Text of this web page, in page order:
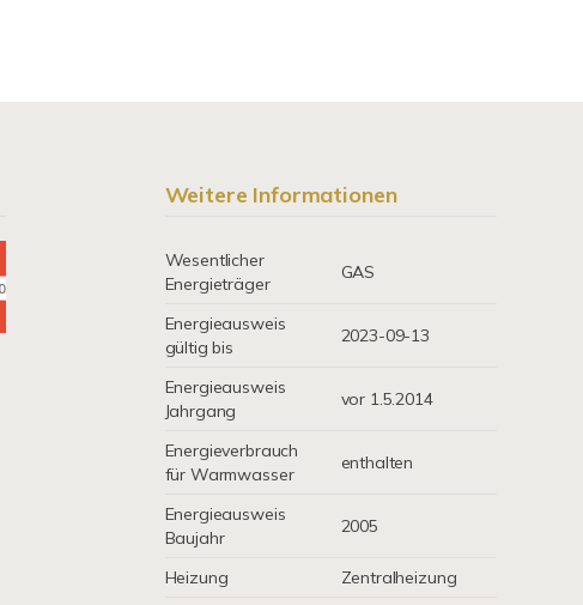
Weitere Informationen
Wesentlicher
Energieträger
GAS
Energieausweis
gültig bis
2023-09-13
Energieausweis
Jahrgang
vor 1.5.2014
Energieverbrauch
für Warmwasser
enthalten
Energieausweis
Baujahr
2005
Heizung
Zentralheizung